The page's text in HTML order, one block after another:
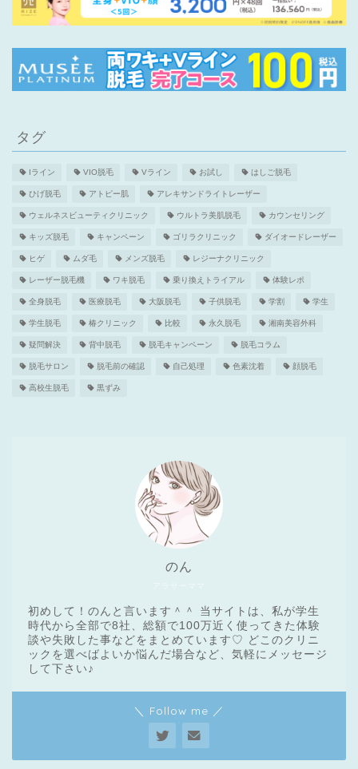
タグ
Iライン VIO脱毛 Vライン お試し はしご脱毛
ひげ脱毛 アトピー肌 アレキサンドライトレーザー
ウェルネスビューティクリニック ウルトラ美肌脱毛 カウンセリング
キッズ脱毛 キャンペーン ゴリラクリニック ダイオードレーザー
ヒゲ ムダ毛 メンズ脱毛 レジーナクリニック
レーザー脱毛機 ワキ脱毛 乗り換えトライアル 体験レポ
全身脱毛 医療脱毛 大阪脱毛 子供脱毛 学割 学生
学生脱毛 椿クリニック 比較 永久脱毛 湘南美容外科
疑問解決 背中脱毛 脱毛キャンペーン 脱毛コラム
脱毛サロン 脱毛前の確認 自己処理 色素沈着 顔脱毛
高校生脱毛 黒ずみ
のん
初めして！のんと言います＾＾ 当サイトは、私が学生
時代から全部で8社、総額で100万近く使ってきた体験
談や失敗した事などをまとめています♡ どこのクリニ
ックを選べばよいか悩んだ場合など、気軽にメッセージ
して下さい♪
＼ Follow me ／クリニック一覧
脱毛体験レポート